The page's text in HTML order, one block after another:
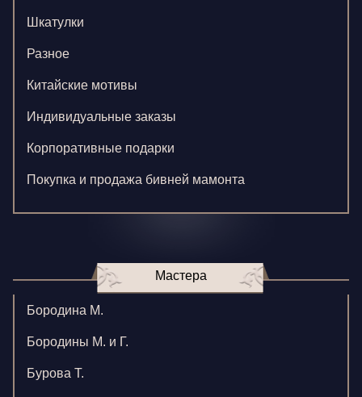
Шкатулки
Разное
Китайские мотивы
Индивидуальные заказы
Корпоративные подарки
Покупка и продажа бивней мамонта
Мастера
Бородина М.
Бородины М. и Г.
Бурова Т.